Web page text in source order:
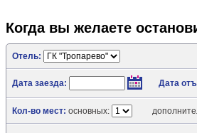
Когда вы желаете
Отель:
Дата заезда: Дата
Кол-во мест: основных: